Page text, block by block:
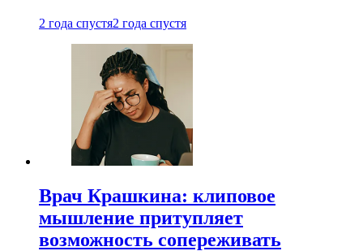
2 года спустя2 года спустя
Врач Крашкина: клиповое
мышление притупляет
возможность сопереживать